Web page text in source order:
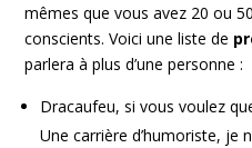
mêmes que vous avez 20 ou
conscients. Voici une liste de
parlera à plus d’une personne :
Dracaufeu, si vous voulez
Une carrière d’humoriste, je